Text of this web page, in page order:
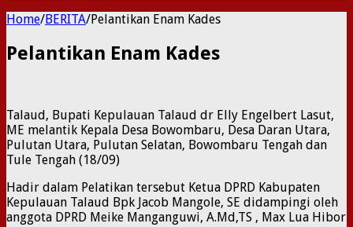
Home/BERITA/Pelantikan Enam Kades
Pelantikan Enam Kades
Talaud, Bupati Kepulauan Talaud dr Elly Engelbert Lasut,
ME melantik Kepala Desa Bowombaru, Desa Daran Utara,
Pulutan Utara, Pulutan Selatan, Bowombaru Tengah dan
Tule Tengah (18/09)
Hadir dalam Pelatikan tersebut Ketua DPRD Kabupaten
Kepulauan Talaud Bpk Jacob Mangole, SE didampingi oleh
anggota DPRD Meike Manganguwi, A.Md,TS , Max Lua Hibor